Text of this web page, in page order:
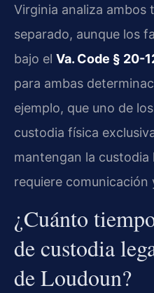
Virginia analiza ambos
separado, aunque los
bajo el Va. Code § 20-
para ambas
ejemplo, que uno de
custodia física
mantengan la
requiere
¿Cuánto
de custodia
de Loudoun?